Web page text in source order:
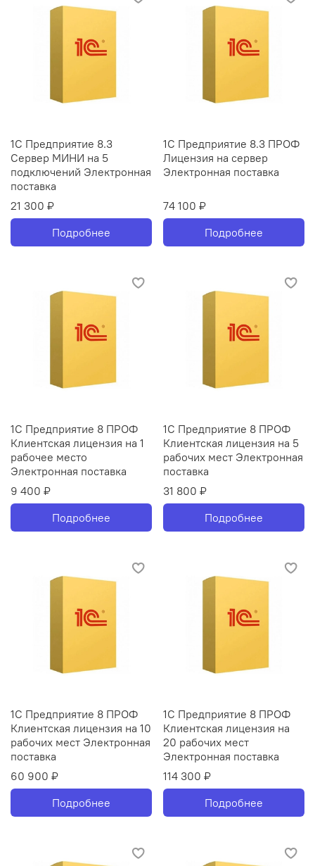
1С Предприятие 8.3
Сервер МИНИ на 5
подключений Электронная
поставка
21 300 ₽
Подробнее
1С Предприятие 8.3 ПРОФ
Лицензия на сервер
Электронная поставка
74 100 ₽
Подробнее
1С Предприятие 8 ПРОФ
Клиентская лицензия на 1
рабочее место
Электронная поставка
9 400 ₽
Подробнее
1С Предприятие 8 ПРОФ
Клиентская лицензия на 5
рабочих мест Электронная
поставка
31 800 ₽
Подробнее
1С Предприятие 8 ПРОФ
Клиентская лицензия на 10
рабочих мест Электронная
поставка
60 900 ₽
Подробнее
1С Предприятие 8 ПРОФ
Клиентская лицензия на
20 рабочих мест
Электронная поставка
114 300 ₽
Подробнее